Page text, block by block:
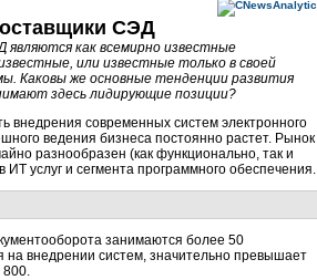
СЭД
как всемирно известные
или известные только в своей
Каковы же основные тенденции развития
здесь лидирующие позиции?
внедрения современных систем электронного
ведения бизнеса постоянно растет. Рынок
разнообразен (как функционально, так и
ИТ услуг и сегмента программного обеспечения.
занимаются более 50
внедрении систем, значительно превышает
800.